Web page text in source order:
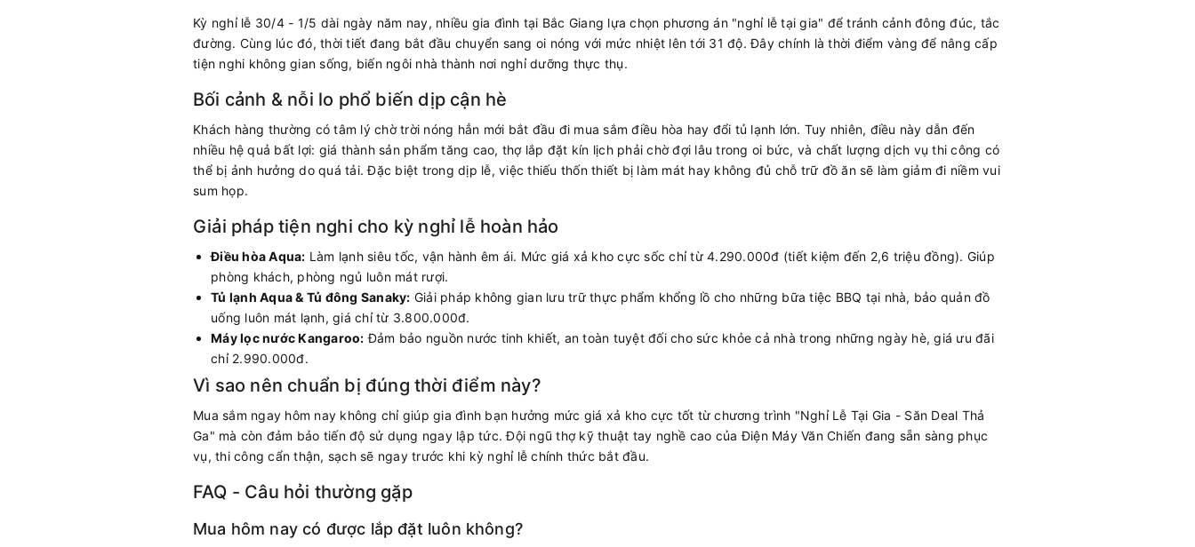
Kỳ nghỉ lễ 30/4 - 1/5 dài ngày năm nay, nhiều gia đình tại Bắc Giang lựa chọn phương án "nghỉ lễ tại gia" để tránh cảnh đông đúc, tắc
đường. Cùng lúc đó, thời tiết đang bắt đầu chuyển sang oi nóng với mức nhiệt lên tới 31 độ. Đây chính là thời điểm vàng để nâng cấp
tiện nghi không gian sống, biến ngôi nhà thành nơi nghỉ dưỡng thực thụ.
Bối cảnh & nỗi lo phổ biến dịp cận hè
Khách hàng thường có tâm lý chờ trời nóng hẳn mới bắt đầu đi mua sắm điều hòa hay đổi tủ lạnh lớn. Tuy nhiên, điều này dẫn đến
nhiều hệ quả bất lợi: giá thành sản phẩm tăng cao, thợ lắp đặt kín lịch phải chờ đợi lâu trong oi bức, và chất lượng dịch vụ thi công có
thể bị ảnh hưởng do quá tải. Đặc biệt trong dịp lễ, việc thiếu thốn thiết bị làm mát hay không đủ chỗ trữ đồ ăn sẽ làm giảm đi niềm vui
sum họp.
Giải pháp tiện nghi cho kỳ nghỉ lễ hoàn hảo
Điều hòa Aqua: Làm lạnh siêu tốc, vận hành êm ái. Mức giá xả kho cực sốc chỉ từ 4.290.000đ (tiết kiệm đến 2,6 triệu đồng). Giúp
phòng khách, phòng ngủ luôn mát rượi.
Tủ lạnh Aqua & Tủ đông Sanaky: Giải pháp không gian lưu trữ thực phẩm khổng lồ cho những bữa tiệc BBQ tại nhà, bảo quản đồ
uống luôn mát lạnh, giá chỉ từ 3.800.000đ.
Máy lọc nước Kangaroo: Đảm bảo nguồn nước tinh khiết, an toàn tuyệt đối cho sức khỏe cả nhà trong những ngày hè, giá ưu đãi
chỉ 2.990.000đ.
Vì sao nên chuẩn bị đúng thời điểm này?
Mua sắm ngay hôm nay không chỉ giúp gia đình bạn hưởng mức giá xả kho cực tốt từ chương trình "Nghỉ Lễ Tại Gia - Săn Deal Thả
Ga" mà còn đảm bảo tiến độ sử dụng ngay lập tức. Đội ngũ thợ kỹ thuật tay nghề cao của Điện Máy Văn Chiến đang sẵn sàng phục
vụ, thi công cẩn thận, sạch sẽ ngay trước khi kỳ nghỉ lễ chính thức bắt đầu.
FAQ - Câu hỏi thường gặp
Mua hôm nay có được lắp đặt luôn không?